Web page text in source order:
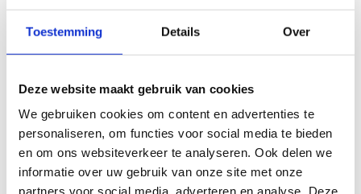
Toestemming Details Over
Deze website maakt gebruik van cookies
We gebruiken cookies om content en advertenties te
personaliseren, om functies voor social media te bieden
en om ons websiteverkeer te analyseren. Ook delen we
informatie over uw gebruik van onze site met onze
partners voor social media, adverteren en analyse. Deze
Stuur een bericht
Website
Bombers 52
Ronald Haesebrouck
Stuur een bericht